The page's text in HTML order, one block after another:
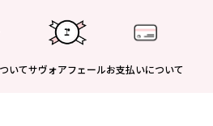
いてサヴォアフェールお支払いについて